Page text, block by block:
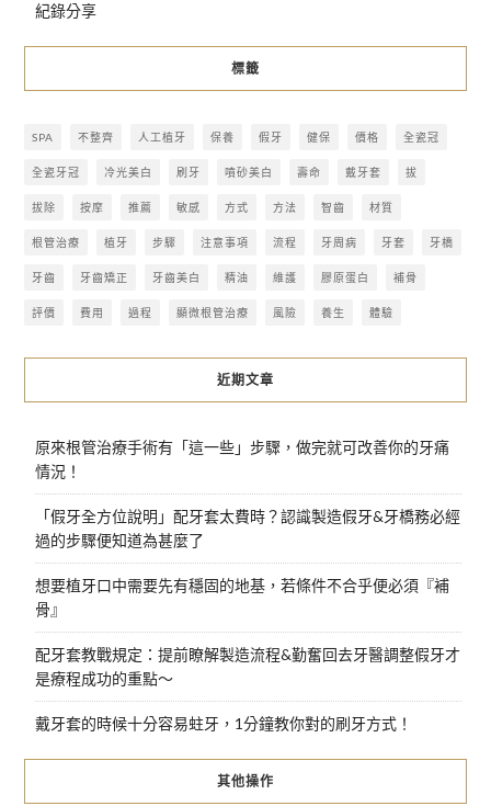
紀錄分享
標籤
SPA 不整齊 人工植牙 保養 假牙 健保 價格 全瓷冠
全瓷牙冠 冷光美白 刷牙 噴砂美白 壽命 戴牙套 拔
拔除 按摩 推薦 敏感 方式 方法 智齒 材質
根管治療 植牙 步驟 注意事項 流程 牙周病 牙套 牙橋
牙齒 牙齒矯正 牙齒美白 精油 維護 膠原蛋白 補骨
評價 費用 過程 顯微根管治療 風險 養生 體驗
近期文章
原來根管治療手術有「這一些」步驟，做完就可改善你的牙痛
情況！
「假牙全方位說明」配牙套太費時？認識製造假牙&牙橋務必經
過的步驟便知道為甚麼了
想要植牙口中需要先有穩固的地基，若條件不合乎便必須『補
骨』
配牙套教戰規定：提前瞭解製造流程&勤奮回去牙醫調整假牙才
是療程成功的重點～
戴牙套的時候十分容易蛀牙，1分鐘教你對的刷牙方式！
其他操作